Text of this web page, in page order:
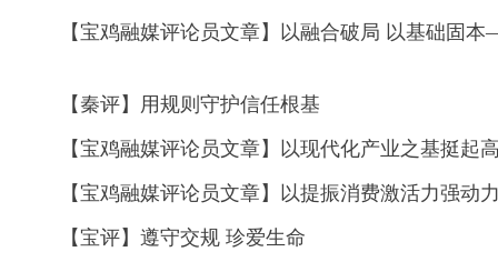
【秦评】用规则守护信任根基
【宝评】遵守交规 珍爱生命